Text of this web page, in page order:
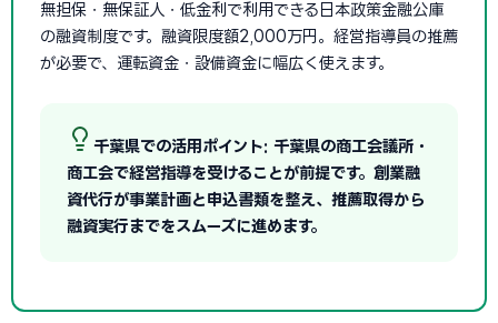
無担保・無保証人・低金利で利用できる日本政策金融公庫
の融資制度です。融資限度額2,000万円。経営指導員の推薦
が必要で、運転資金・設備資金に幅広く使えます。
千葉県での活用ポイント: 千葉県の商工会議所・
商工会で経営指導を受けることが前提です。創業融
資代行が事業計画と申込書類を整え、推薦取得から
融資実行までをスムーズに進めます。